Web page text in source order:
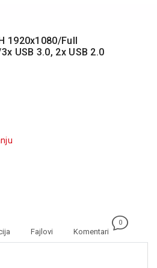
1920x1080/Full
USB 3.0, 2x USB 2.0
Fajlovi Komentari
0